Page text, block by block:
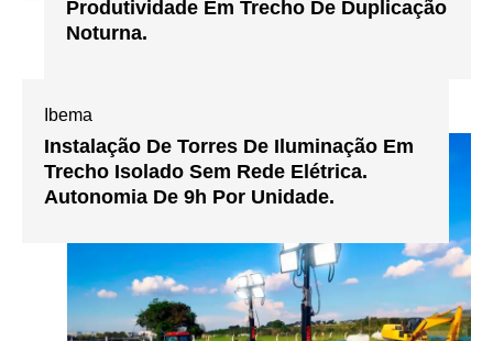
Produtividade Em Trecho De Duplicação
Noturna.
Ibema
Instalação De Torres De Iluminação Em
Trecho Isolado Sem Rede Elétrica.
Autonomia De 9h Por Unidade.